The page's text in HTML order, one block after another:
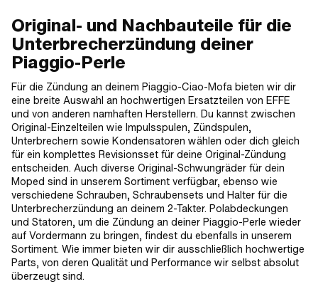
Original- und Nachbauteile für die
Unterbrecherzündung deiner
Piaggio-Perle
Für die Zündung an deinem Piaggio-Ciao-Mofa bieten wir dir
eine breite Auswahl an hochwertigen Ersatzteilen von EFFE
und von anderen namhaften Herstellern. Du kannst zwischen
Original-Einzelteilen wie Impulsspulen, Zündspulen,
Unterbrechern sowie Kondensatoren wählen oder dich gleich
für ein komplettes Revisionsset für deine Original-Zündung
entscheiden. Auch diverse Original-Schwungräder für dein
Moped sind in unserem Sortiment verfügbar, ebenso wie
verschiedene Schrauben, Schraubensets und Halter für die
Unterbrecherzündung an deinem 2-Takter. Polabdeckungen
und Statoren, um die Zündung an deiner Piaggio-Perle wieder
auf Vordermann zu bringen, findest du ebenfalls in unserem
Sortiment. Wie immer bieten wir dir ausschließlich hochwertige
Parts, von deren Qualität und Performance wir selbst absolut
überzeugt sind.